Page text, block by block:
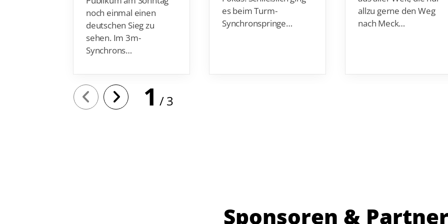
noch einmal einen
deutschen Sieg zu
sehen. Im 3m-
Synchrons…
es beim Turm-
Synchronspringe…
allzu gerne den Weg
nach Meck…
1 3
Sponsoren &